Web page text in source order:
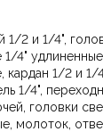
1/2 и 1/4",
1/4"
1/2 и 1/
1/4",
головки
молоток,
Ленинский
рп, Каширское